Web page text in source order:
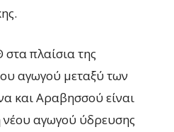
πλαίσια της
αγωγού μεταξύ των
και Αραβησσού είναι
αγωγού ύδρευσης